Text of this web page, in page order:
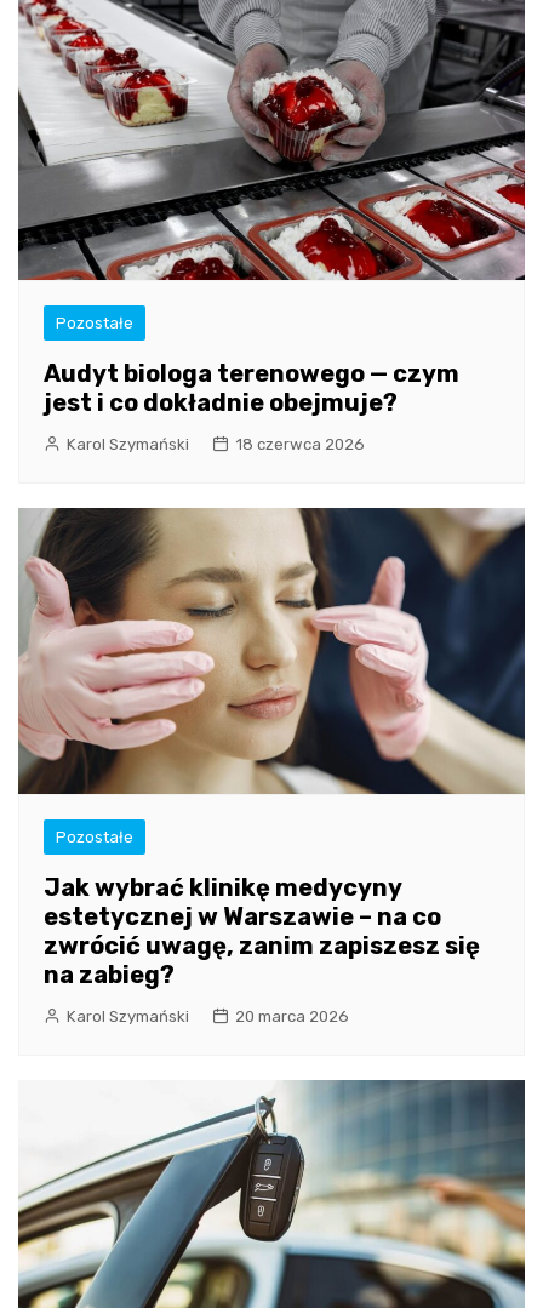
Pozostałe
Audyt biologa terenowego — czym
jest i co dokładnie obejmuje?
Karol Szymański 18 czerwca 2026
Pozostałe
Jak wybrać klinikę medycyny
estetycznej w Warszawie – na co
zwrócić uwagę, zanim zapiszesz się
na zabieg?
Karol Szymański 20 marca 2026